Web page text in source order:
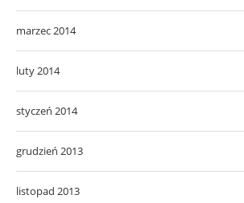
marzec 2014
luty 2014
styczeń 2014
grudzień 2013
listopad 2013